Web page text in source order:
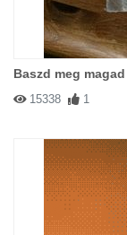
Baszd meg magad
15338 1